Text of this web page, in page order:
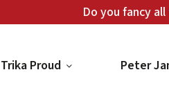
Do you fancy
Trika Proud Peter